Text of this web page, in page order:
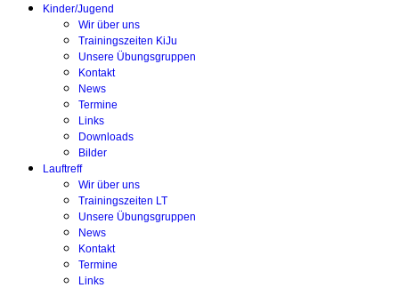
Kinder/Jugend
Wir über uns
Trainingszeiten KiJu
Unsere Übungsgruppen
Kontakt
News
Termine
Links
Downloads
Bilder
Lauftreff
Wir über uns
Trainingszeiten LT
Unsere Übungsgruppen
News
Kontakt
Termine
Links